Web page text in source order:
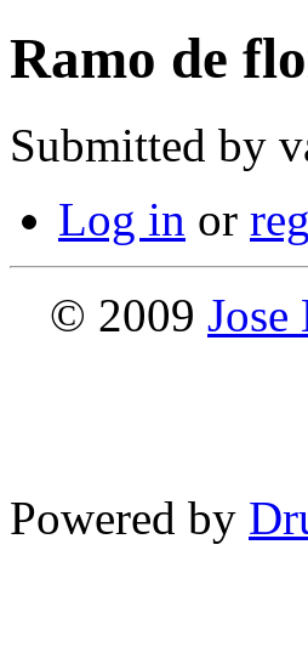
Ramo de
Submitted by
Log in or
© 2009
Powered by